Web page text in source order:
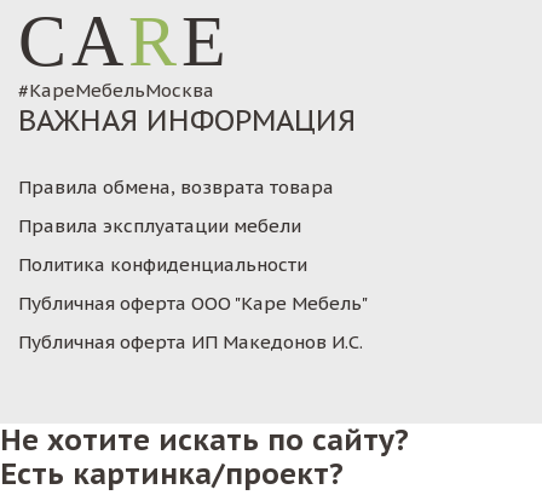
CARE
#КареМебельМосква
ВАЖНАЯ ИНФОРМАЦИЯ
Правила обмена, возврата товара
Правила эксплуатации мебели
Политика конфиденциальности
Публичная оферта ООО "Каре Мебель"
Публичная оферта ИП Македонов И.С.
Не хотите искать по сайту?
Есть картинка/проект?